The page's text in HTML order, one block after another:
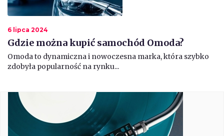
6 lipca 2024
Gdzie można kupić samochód Omoda?
Omoda to dynamiczna i nowoczesna marka, która szybko
zdobyła popularność na rynku...